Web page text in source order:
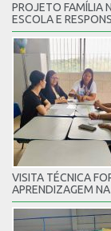
PROJETO FAMÍLIA
ESCOLA E
VISITA TÉCNICA
APRENDIZAGEM